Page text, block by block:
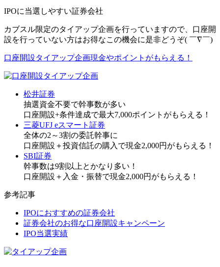
IPOに当選しやすい証券会社
カブスル限定のタイアップ企画を行っていますので、口座開
設を行っていない方はお得なこの機会に是非どうぞ( ￣∇￣)
口座開設タイアップ企画現金やポイントがもらえる！
松井証券
抽選資金不要で幹事数が多い
口座開設+条件達成で最大7,000ポイント がもらえる！
三菱UFJ eスマート証券
全体の2～3割の委託幹事に
口座開設＋投資信託の購入で現金2,000円 がもらえる！
SBI証券
幹事数は9割以上とかなり多い！
口座開設＋入金・振替で現金2,000円 がもらえる！
参考記事
IPOにおすすめの証券会社
証券会社のお得な口座開設キャンペーン
IPO当選実績